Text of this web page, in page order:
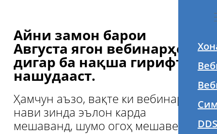
Айни замон барои
Августа ягон вебинарҳои
дигар ба нақша гирифта
нашудааст.
Ҳамчун аъзо, вақте ки вебинарҳои
нави зинда эълон карда
мешаванд, шумо огоҳ мешавед.